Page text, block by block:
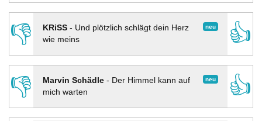
👎
neu
KRiSS- Und plötzlich schlägt dein Herz
wie meins
👍
👎 neu
Marvin Schädle- Der Himmel kann auf
mich warten
👍